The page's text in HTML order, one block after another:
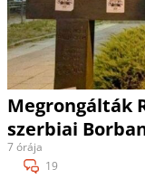
Megrongálták
szerbiai
7 órája
19